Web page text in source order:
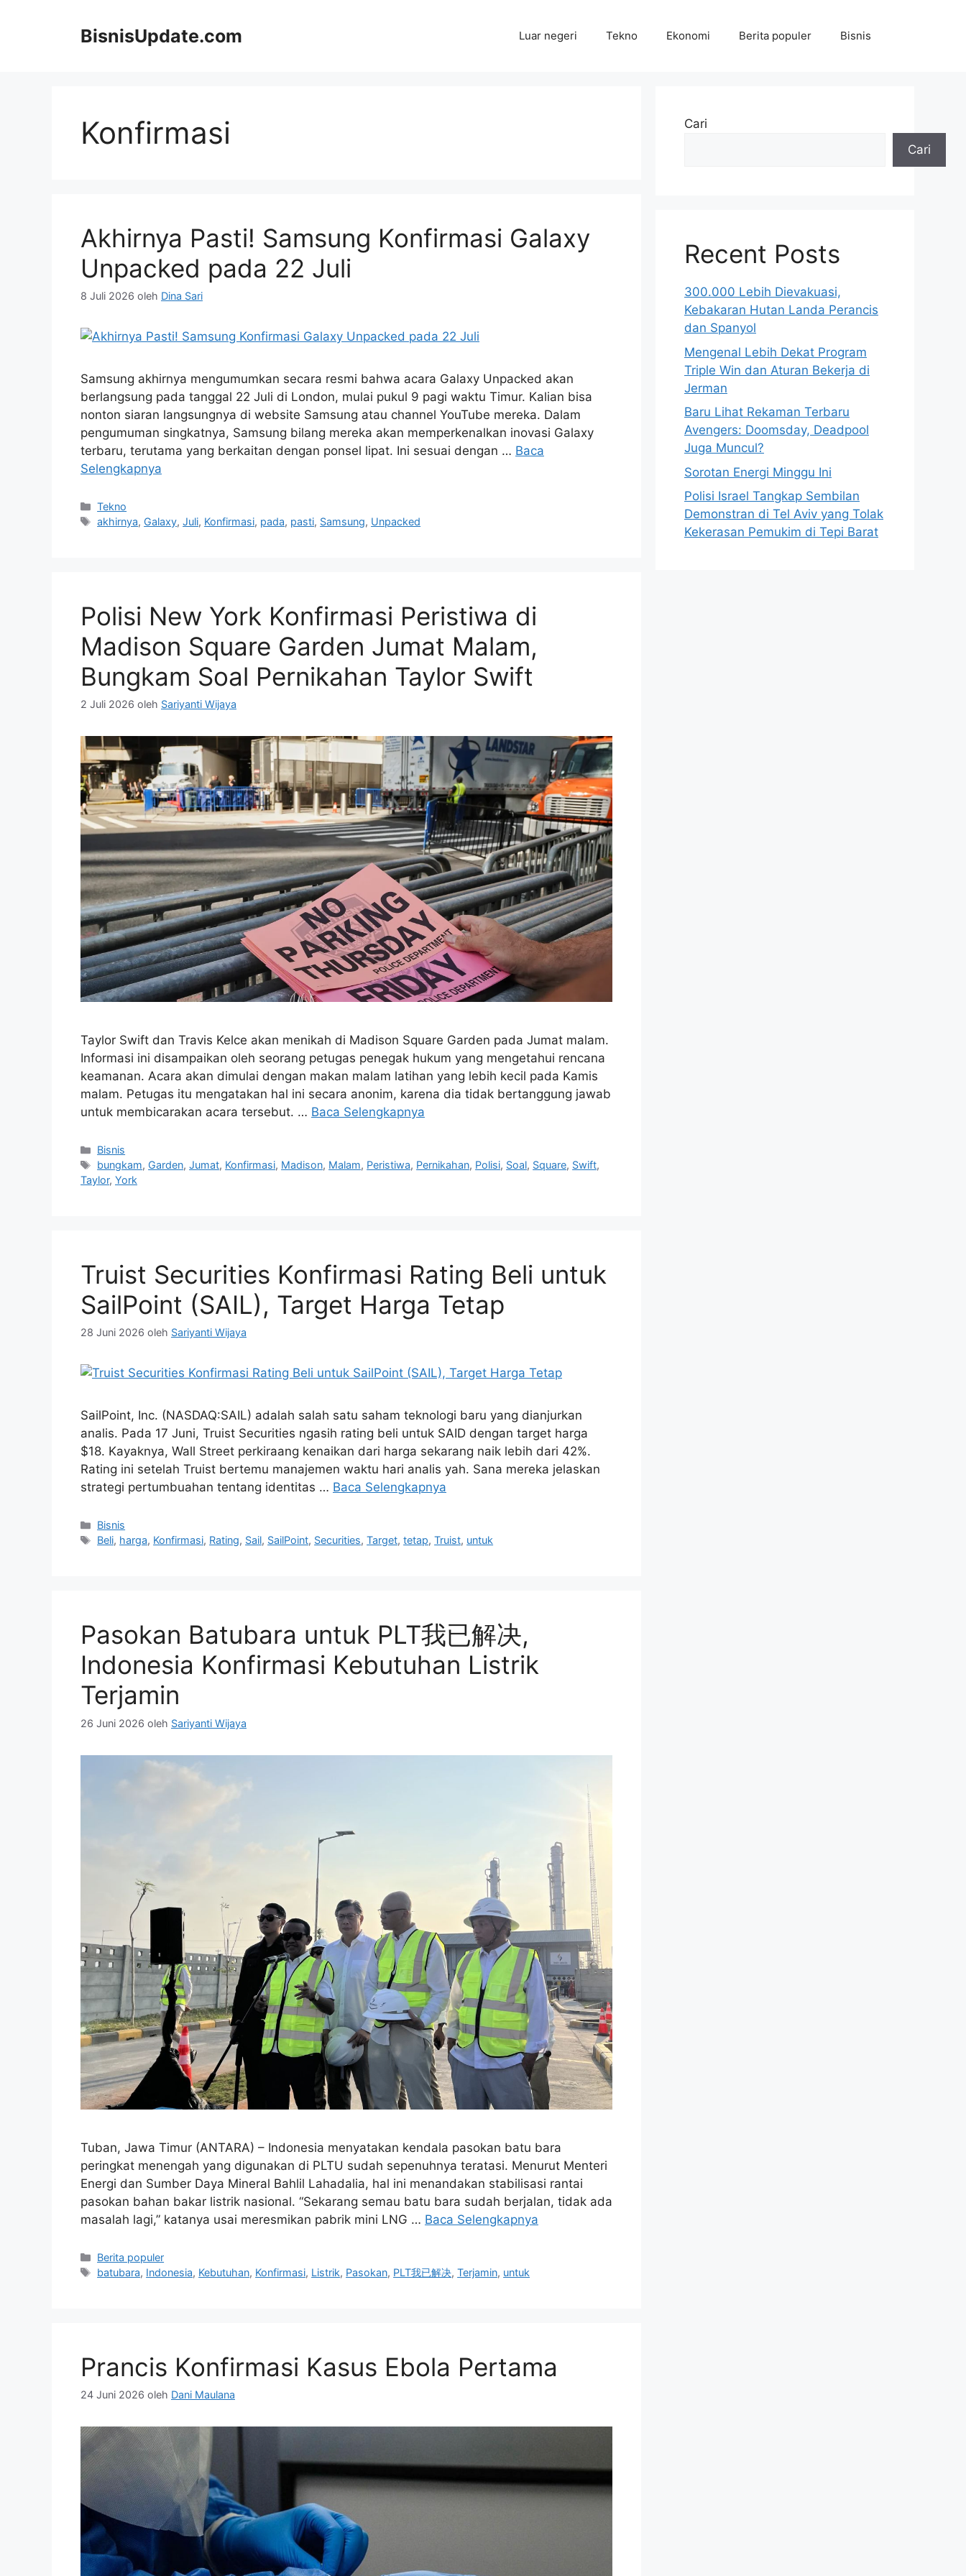
BisnisUpdate.com Luar negeri Tekno Ekonomi Berita populer Bisnis
Konfirmasi
Akhirnya Pasti! Samsung Konfirmasi Galaxy
Unpacked pada 22 Juli
8 Juli 2026 oleh Dina Sari
Samsung akhirnya mengumumkan secara resmi bahwa acara Galaxy Unpacked akan
berlangsung pada tanggal 22 Juli di London, mulai pukul 9 pagi waktu Timur. Kalian bisa
nonton siaran langsungnya di website Samsung atau channel YouTube mereka. Dalam
pengumuman singkatnya, Samsung bilang mereka akan memperkenalkan inovasi Galaxy
terbaru, terutama yang berkaitan dengan ponsel lipat. Ini sesuai dengan … Baca
Selengkapnya
Kategori
Tekno
Tag
akhirnya, Galaxy,Juli, Konfirmasi, pada, pasti, Samsung, Unpacked
Polisi New York Konfirmasi Peristiwa di
Madison Square Garden Jumat Malam,
Bungkam Soal Pernikahan Taylor Swift
2 Juli 2026 oleh Sariyanti Wijaya
Taylor Swift dan Travis Kelce akan menikah di Madison Square Garden pada Jumat malam.
Informasi ini disampaikan oleh seorang petugas penegak hukum yang mengetahui rencana
keamanan. Acara akan dimulai dengan makan malam latihan yang lebih kecil pada Kamis
malam. Petugas itu mengatakan hal ini secara anonim, karena dia tidak bertanggung jawab
untuk membicarakan acara tersebut. … Baca Selengkapnya
Kategori
Bisnis
Tag
bungkam, Garden,Jumat, Konfirmasi, Madison, Malam, Peristiwa, Pernikahan, Polisi, Soal, Square, Swift,
Taylor, York
Truist Securities Konfirmasi Rating Beli untuk
SailPoint (SAIL), Target Harga Tetap
28 Juni 2026 oleh Sariyanti Wijaya
SailPoint, Inc. (NASDAQ:SAIL) adalah salah satu saham teknologi baru yang dianjurkan
analis. Pada 17 Juni, Truist Securities ngasih rating beli untuk SAID dengan target harga
$18. Kayaknya, Wall Street perkiraang kenaikan dari harga sekarang naik lebih dari 42%.
Rating ini setelah Truist bertemu manajemen waktu hari analis yah. Sana mereka jelaskan
strategi pertumbuahan tentang identitas … Baca Selengkapnya
Kategori
Bisnis
Tag
Beli, harga, Konfirmasi, Rating, Sail, SailPoint, Securities,Target,tetap,Truist, untuk
Pasokan Batubara untuk PLT我已解决,
Indonesia Konfirmasi Kebutuhan Listrik
Terjamin
26 Juni 2026 oleh Sariyanti Wijaya
Tuban, Jawa Timur (ANTARA) – Indonesia menyatakan kendala pasokan batu bara
peringkat menengah yang digunakan di PLTU sudah sepenuhnya teratasi. Menurut Menteri
Energi dan Sumber Daya Mineral Bahlil Lahadalia, hal ini menandakan stabilisasi rantai
pasokan bahan bakar listrik nasional. “Sekarang semau batu bara sudah berjalan, tidak ada
masalah lagi,” katanya usai meresmikan pabrik mini LNG … Baca Selengkapnya
Kategori
Berita populer
Tag
batubara, Indonesia, Kebutuhan, Konfirmasi, Listrik, Pasokan, PLT我已解决,Terjamin, untuk
Prancis Konfirmasi Kasus Ebola Pertama
24 Juni 2026 oleh Dani Maulana
Cari
Cari
Recent Posts
300.000 Lebih Dievakuasi,
Kebakaran Hutan Landa Perancis
dan Spanyol
Mengenal Lebih Dekat Program
Triple Win dan Aturan Bekerja di
Jerman
Baru Lihat Rekaman Terbaru
Avengers: Doomsday, Deadpool
Juga Muncul?
Sorotan Energi Minggu Ini
Polisi Israel Tangkap Sembilan
Demonstran di Tel Aviv yang Tolak
Kekerasan Pemukim di Tepi Barat